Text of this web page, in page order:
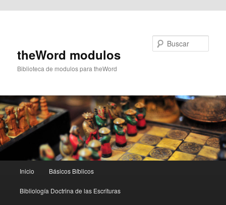
theWord modulos
Biblioteca de modulos para theWord
principal
Inicio Básicos Bíblicos
Bibliología Doctrina de las Escrituras